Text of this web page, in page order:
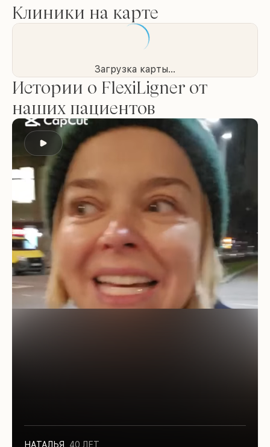
Клиники на карте
Загрузка карты...
Истории о FlexiLigner от
наших пациентов
НАТАЛЬЯ 40 ЛЕТ